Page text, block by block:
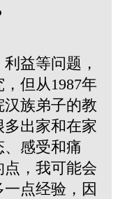
益等问题，
但从1987年
族弟子的教
出家和在家
感受和痛
，我可能会
点经验，因